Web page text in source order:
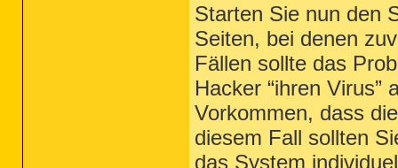
Starten Sie nun den
Seiten, bei denen
Fällen sollte das
Hacker “ihren Virus”
Vorkommen, dass
diesem Fall sollten
das System